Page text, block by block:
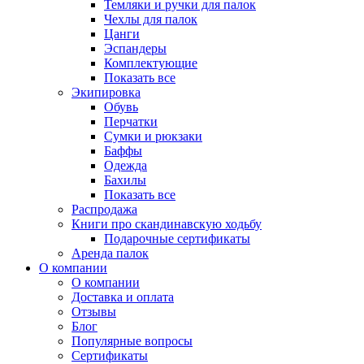
Темляки и ручки для палок
Чехлы для палок
Цанги
Эспандеры
Комплектующие
Показать все
Экипировка
Обувь
Перчатки
Сумки и рюкзаки
Баффы
Одежда
Бахилы
Показать все
Распродажа
Книги про скандинавскую ходьбу
Подарочные сертификаты
Аренда палок
О компании
О компании
Доставка и оплата
Отзывы
Блог
Популярные вопросы
Сертификаты